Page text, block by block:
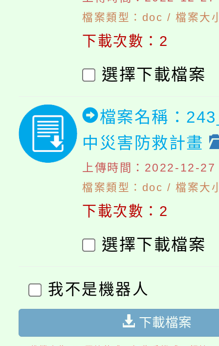
檔案類型：doc / 檔案大
下載次數：2
選擇下載檔案
檔案名稱：
中災害防救計畫
上傳時間：2022-12-
檔案類型：doc / 檔案大
下載次數：2
選擇下載檔案
我不是機器人
下載檔案